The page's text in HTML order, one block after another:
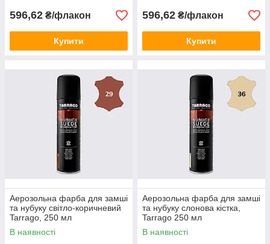
596,62 ₴/флакон
Купити
596,62 ₴/флакон
Купити
Аерозольна фарба для замші
та нубуку світло-коричневий
Tarrago, 250 мл
В наявності
Аерозольна фарба для замші
та нубуку слонова кістка,
Tarrago 250 мл
В наявності